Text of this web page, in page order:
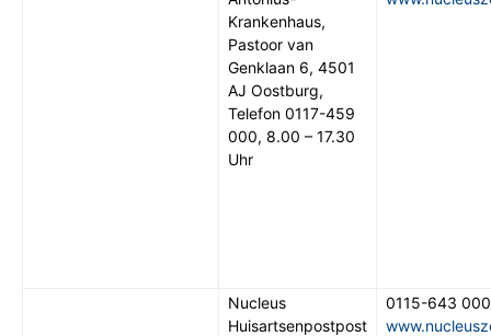
Krankenhaus,
Pastoor van
Genklaan 6, 4501
AJ Oostburg,
Telefon 0117-459
000, 8.00 – 17.30
Uhr
Nucleus
Huisartsenpostpost
0115-643